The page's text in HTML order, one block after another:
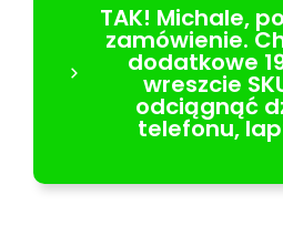
TAK! Michale,
zamówienie.
dodatkowe
wreszcie
odciągnąć
telefonu,